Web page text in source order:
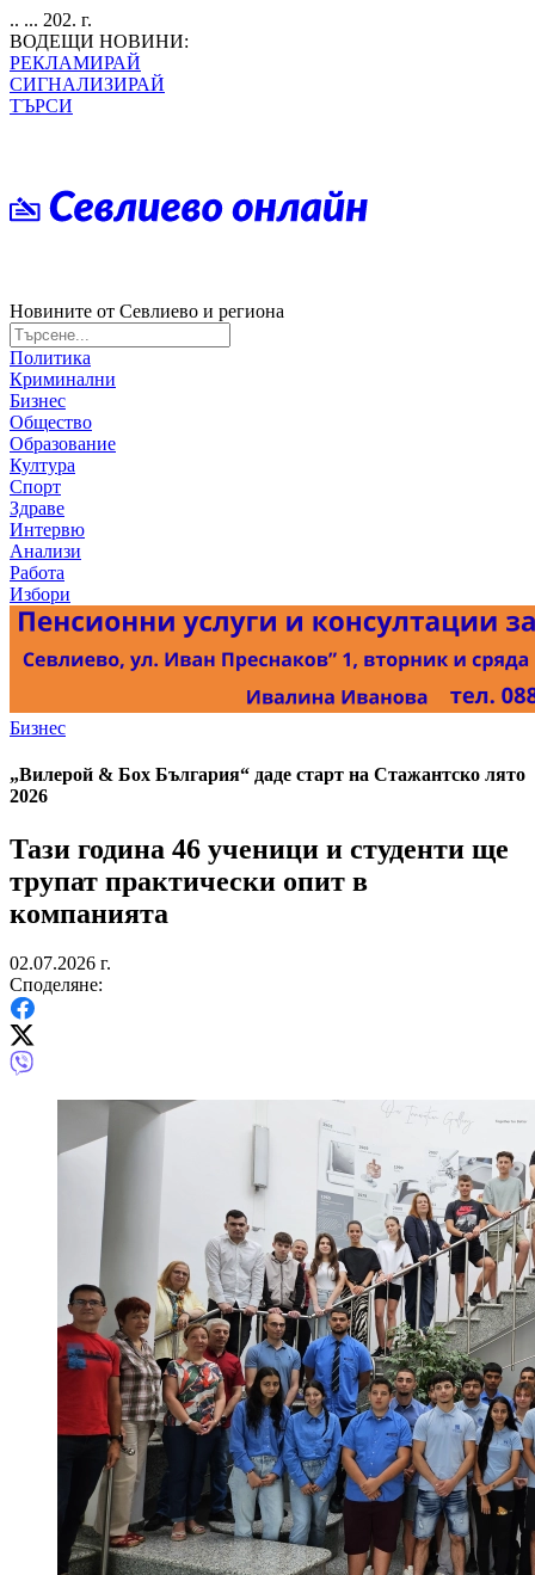
.. ... 202. г.
ВОДЕЩИ НОВИНИ:
РЕКЛАМИРАЙ
СИГНАЛИЗИРАЙ
ТЪРСИ
Новините от Севлиево и региона
Политика
Криминални
Бизнес
Общество
Образование
Култура
Спорт
Здраве
Интервю
Анализи
Работа
Избори
Бизнес
„Вилерой & Бох България“ даде старт на Стажантско лято
2026
Тази година 46 ученици и студенти ще
трупат практически опит в
компанията
02.07.2026 г.
Споделяне: